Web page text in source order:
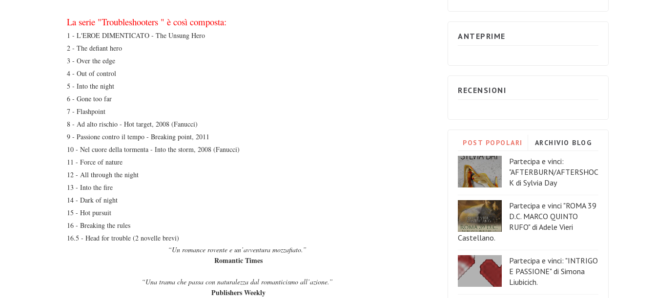
La serie "Troubleshooters " è così composta:
1 - L'EROE DIMENTICATO - The Unsung Hero
2 - The defiant hero
3 - Over the edge
4 - Out of control
5 - Into the night
6 - Gone too far
7 - Flashpoint
8 - Ad alto rischio - Hot target, 2008 (Fanucci)
9 - Passione contro il tempo - Breaking point, 2011
10 - Nel cuore della tormenta - Into the storm, 2008 (Fanucci)
11 - Force of nature
12 - All through the night
13 - Into the fire
14 - Dark of night
15 - Hot pursuit
16 - Breaking the rules
16.5 - Head for trouble (2 novelle brevi)
“Un romance rovente e un’avventura mozzafiato.”
Romantic Times
“Una trama che passa con naturalezza dal romanticismo all’azione.”
Publishers Weekly
ANTEPRIME
RECENSIONI
POST POPOLARI ARCHIVIO BLOG
Partecipa e vinci:
"AFTERBURN/AFTERSHOC
K di Sylvia Day
Partecipa e vinci "ROMA 39
D.C. MARCO QUINTO
RUFO" di Adele Vieri
Castellano.
Partecipa e vinci: "INTRIGO
E PASSIONE" di Simona
Liubicich.